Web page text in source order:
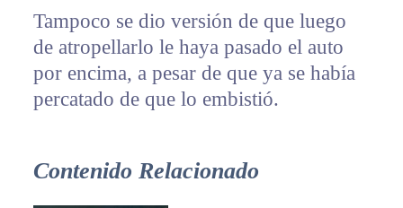
Tampoco se dio versión de que luego
de atropellarlo le haya pasado el auto
por encima, a pesar de que ya se había
percatado de que lo embistió.
Contenido Relacionado